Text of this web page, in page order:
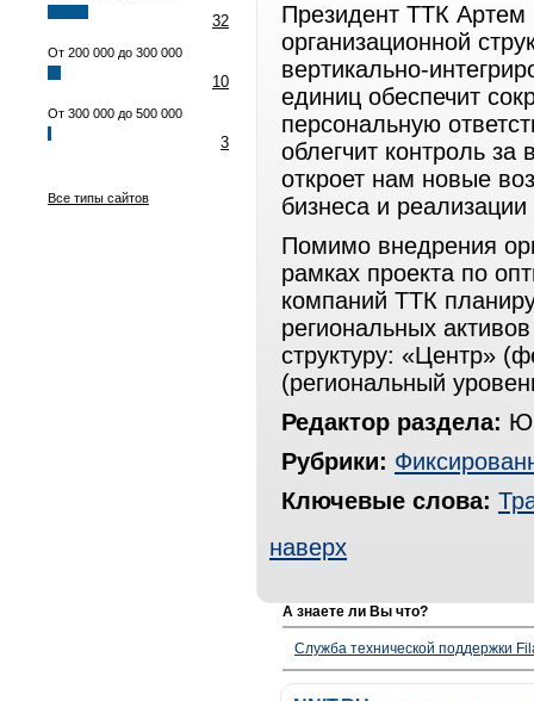
32
От 200 000 до 300 000
10
От 300 000 до 500 000
3
Все типы сайтов
Президент ТТК Артем
организационной
вертикально-
единиц обеспечит
персональную
облегчит контроль
откроет нам новые
бизнеса и
Помимо внедрения
рамках проекта по
компаний ТТК
региональных
структуру: «Центр»
(региональный
Редактор раздела:
Рубрики:
Ключевые слова:
наверх
А знаете ли Вы что?
Служба технической поддержки